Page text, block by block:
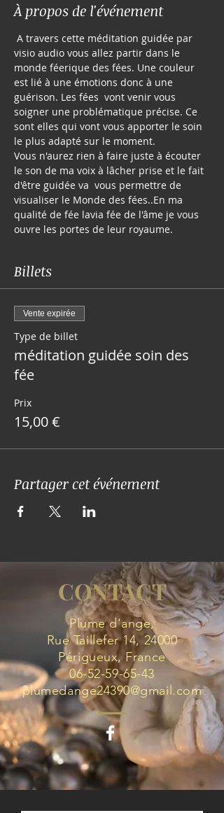
À propos de l'événement
A travers cette méditation guidée par
visio audio vous allez partir dans le
monde féerique des fées. Une couleur
est lié à une émotions donc à une
guérison. Les fées  vont venir vous
soigner une problématique précise. Ce
sont elles qui vont vous apporter le soin
le plus adapté sur le moment.
Vous n'aurez rien à faire juste à écouter
le son de ma voix à lâcher prise et le fait
d'être guidée va  vous permettre de
visualiser le Monde des fées..En ma
qualité de fée lavia fée de l'âme je vous
ouvre les portes de leur royaume.
Billets
Vente expirée
Type de billet
méditation guidée soin des
fée
Prix
15,00 €
Partager cet événement
CONTACT
Plume d'ange,
Rue Taillefer 14, 24000
Périgueux, France
06-52-59-65-43
plumedange24390@gmail.com